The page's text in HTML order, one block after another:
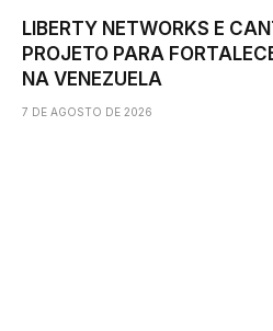
LIBERTY NETWORKS E
PROJETO PARA
NA VENEZUELA
7 DE AGOSTO DE 2026